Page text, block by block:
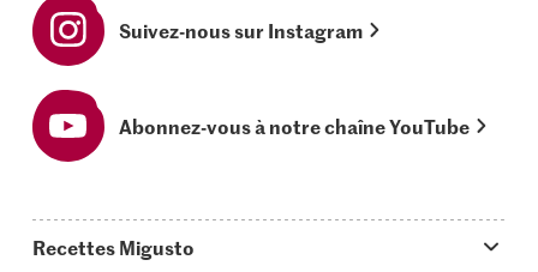
Suivez-nous sur Instagram
Abonnez-vous à notre chaîne YouTube
Recettes Migusto